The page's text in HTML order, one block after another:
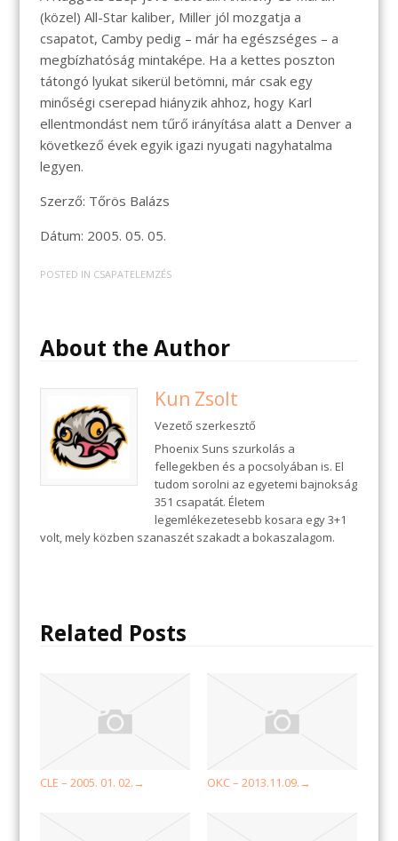
(közel) All-Star kaliber, Miller jól mozgatja a
csapatot, Camby pedig – már ha egészséges – a
megbízhatóság mintaképe. Ha a kettes poszton
tátongó lyukat sikerül betömni, már csak egy
minőségi cserepad hiányzik ahhoz, hogy Karl
ellentmondást nem tűrő irányítása alatt a Denver a
következő évek egyik igazi nyugati nagyhatalma
legyen.
Szerző: Tőrös Balázs
Dátum: 2005. 05. 05.
POSTED IN CSAPATELEMZÉS
About the Author
Kun Zsolt
Vezető szerkesztő
Phoenix Suns szurkolás a
fellegekben és a pocsolyában is. El
tudom sorolni az egyetemi bajnokság
351 csapatát. Életem
legemlékezetesebb kosara egy 3+1
volt, mely közben szanaszét szakadt a bokaszalagom.
Related Posts
CLE – 2005. 01. 02. → OKC – 2013.11.09. →